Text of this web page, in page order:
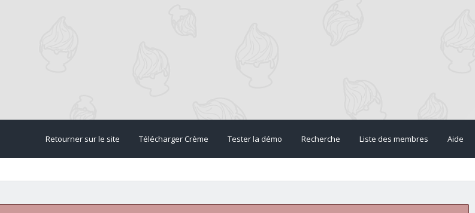
Retourner sur le site Télécharger Crème Tester la démo Recherche Liste des membres Aide